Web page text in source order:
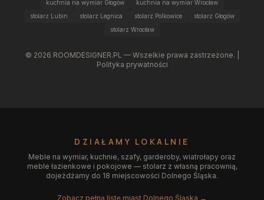
kuchnia na wymiar Głogów
kuchnia na wymiar Wrocław
stolarz Lubin
stolarz Legnica stolarz Polkowice
stolarz Głogów
stolarz Wrocław
© 2026 ROOMDESIGNER.PL — Wszelkie prawa zastrzeżone. |
Polityka prywatności
DZIAŁAMY LOKALNIE
Meble na wymiar, kuchnie, szafy, garderoby, wiatrołapy oraz
meble łazienkowe i pokojowe — stolarz z własną pracownią,
dojeżdżamy do 18 miejscowości Dolnego Śląska.
Zobacz pełną listę miast Dolnego Śląska →